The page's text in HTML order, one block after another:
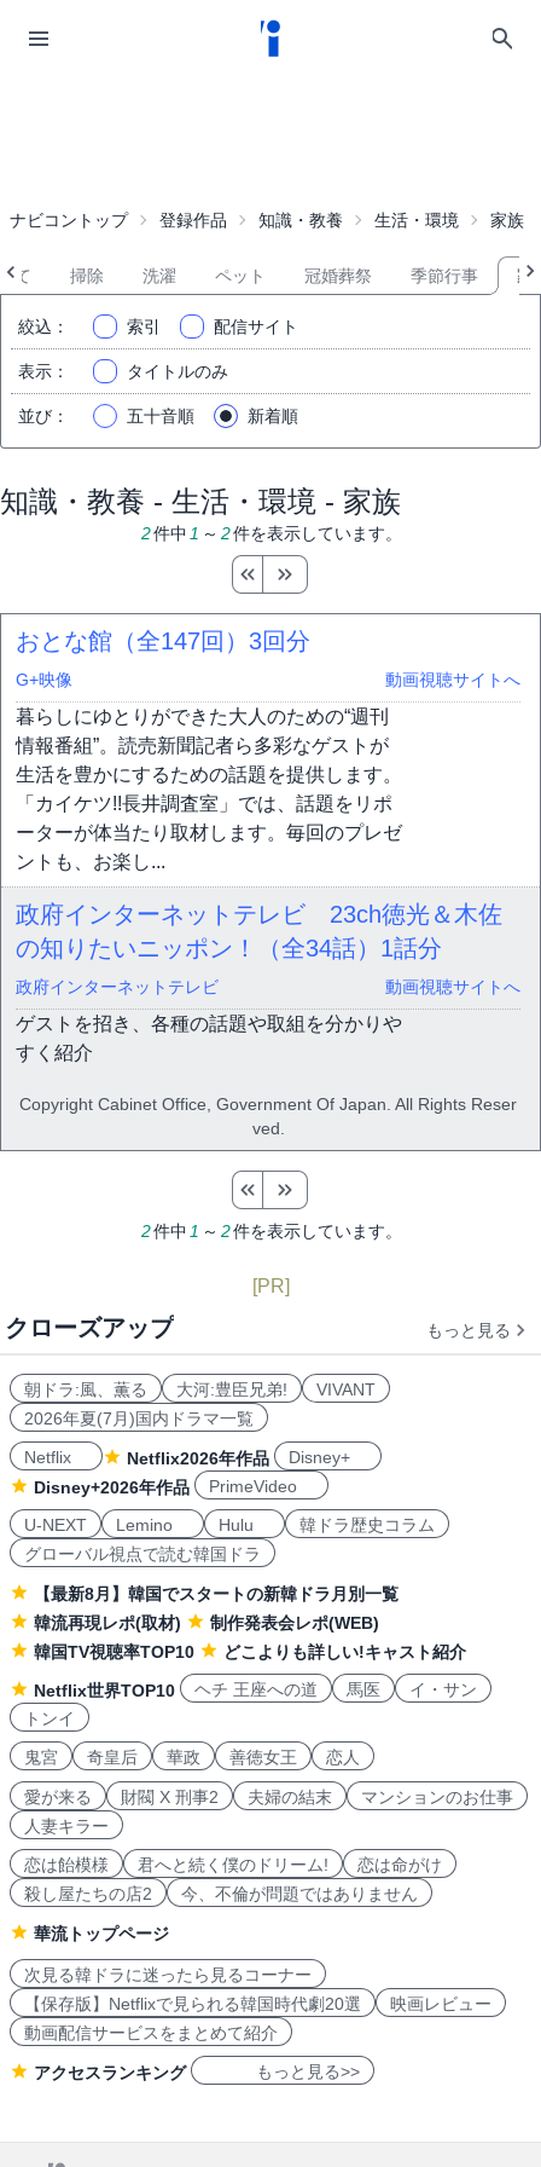
ナビコントップ 登録作品 知識・教養 生活・環境 家族
て 掃除 洗濯 ペット 冠婚葬祭 季節行事 家
絞込 ： 索引 配信サイト
表示 ： タイトルのみ
並び ： 五十音順 新着順
知識・教養 - 生活・環境 - 家族
2件中 1 ～ 2件を表示しています。
おとな館（全147回） 3回分
G+映像 動画視聴サイトへ
暮らしにゆとりができた大人のための“週刊
情報番組”。読売新聞記者ら多彩なゲストが
生活を豊かにするための話題を提供します。
「カイケツ!!長井調査室」では、話題をリポ
ーターが体当たり取材します。毎回のプレゼ
ントも、お楽し...
政府インターネットテレビ 23ch徳光＆木佐
の知りたいニッポン！（全34話） 1話分
政府インターネットテレビ 動画視聴サイトへ
ゲストを招き、各種の話題や取組を分かりや
すく紹介
Copyright Cabinet Office, Government Of Japan. All Rights Reser
ved.
2件中 1 ～ 2件を表示しています。
[PR]
クローズアップ もっと見る
朝ドラ:風、薫る 大河:豊臣兄弟!
VIVANT
2026年夏(7月)国内ドラマ一覧
Netflix
Netflix2026年作品
Disney+
Disney+2026年作品
PrimeVideo
U-NEXT
Lemino Hulu
韓ドラ歴史コラム
グローバル視点で読む韓国ドラ
【最新8月】韓国でスタートの新韓ドラ月別一覧
韓流再現レポ(取材)
制作発表会レポ(WEB)
韓国TV視聴率TOP10
どこよりも詳しい!キャスト紹介
Netflix世界TOP10
ヘチ 王座への道 馬医
イ・サン
トンイ
鬼宮
奇皇后 華政 善徳女王 恋人
愛が来る 財閥 X 刑事2 夫婦の結末
マンションのお仕事
人妻キラー
恋は飴模様
君へと続く僕のドリーム!
恋は命がけ
殺し屋たちの店2
今、不倫が問題ではありません
華流トップページ
次見る韓ドラに迷ったら見るコーナー
【保存版】Netflixで見られる韓国時代劇20選
映画レビュー
動画配信サービスをまとめて紹介
アクセスランキング もっと見る>>